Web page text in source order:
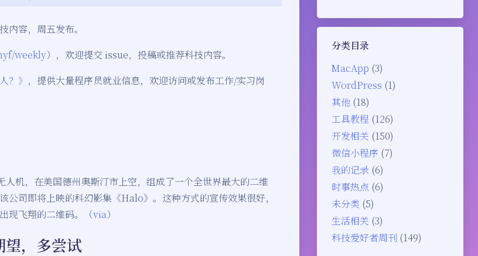
分类目录
MacApp (3)
WordPress (1)
其他 (18)
工具教程 (126)
开发相关 (150)
微信小程序 (7)
我的记录 (6)
时事热点 (6)
未分类 (5)
生活相关 (3)
科技爱好者周刊 (149)
内容，周五发布。
weekly），欢迎提交 issue，投稿或推荐科技内容。
？》 ，提供大量程序员就业信息，欢迎访问或发布工作/实习岗
人机，在美国德州奥斯汀市上空，组成了一个全世界最大的二维
公司即将上映的科幻影集《Halo》。这种方式的宣传效果很好，
现飞翔的二维码。（via）
，多尝试